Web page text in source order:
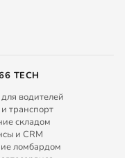
TECH
водителей
транспорт
складом
и CRM
ломбардом